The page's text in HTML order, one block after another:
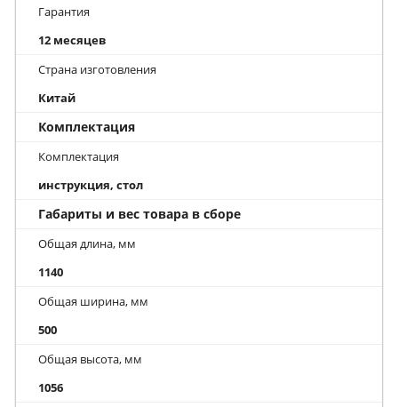
Гарантия
12 месяцев
Страна изготовления
Китай
Комплектация
Комплектация
инструкция, стол
Габариты и вес товара в сборе
Общая длина, мм
1140
Общая ширина, мм
500
Общая высота, мм
1056